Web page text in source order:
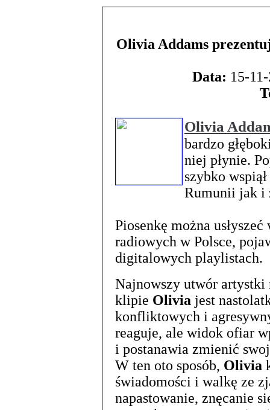
Olivia Addams
Data: 15-
Olivia
bardzo
niej płynie.
szybko
Rumunii jak i
Piosenkę można
radiowych w Polsce,
digitalowych playlistach.
Najnowszy utwór artystki
klipie Olivia jest
konfliktowych i
reaguje, ale widok ofiar
i postanawia zmienić
W ten oto sposób, Olivia
świadomości i walkę ze
napastowanie, znęcanie